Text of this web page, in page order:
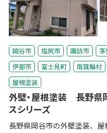
岡谷市 塩尻市 諏訪市
伊那市
富士見町 南箕輪村
屋根塗装
外壁・屋根塗装 長野
スシリーズ
長野県岡谷市の外壁塗装、